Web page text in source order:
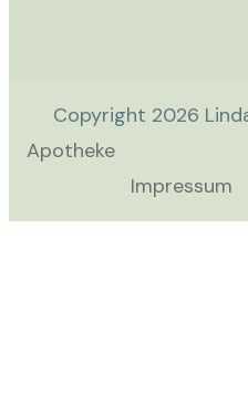
Copyright 2026
Apotheke
Impressum